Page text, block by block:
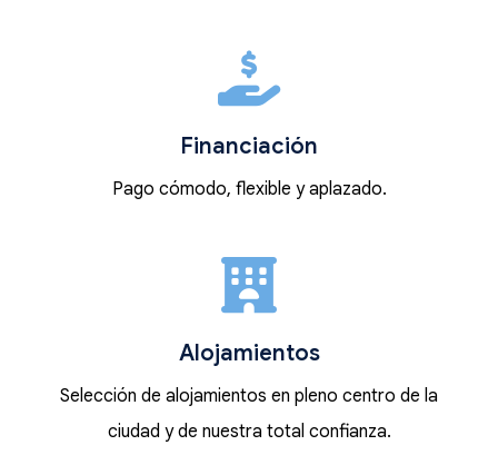
Financiación
Pago cómodo, flexible y aplazado.
Alojamientos
Selección de alojamientos en pleno centro de la
ciudad y de nuestra total confianza.